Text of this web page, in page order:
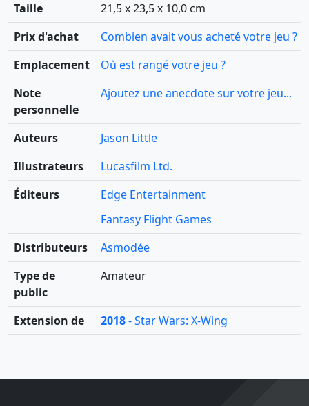
Taille
21,5 x 23,5 x 10,0 cm
Prix d'achat
Combien avait vous acheté votre jeu ?
Emplacement
Où est rangé votre jeu ?
Note
personnelle
Ajoutez une anecdote sur votre jeu...
Auteurs
Jason Little
Illustrateurs
Lucasfilm Ltd.
Éditeurs
Edge Entertainment
Fantasy Flight Games
Distributeurs
Asmodée
Type de
public
Amateur
Extension de 2018- Star Wars: X-Wing